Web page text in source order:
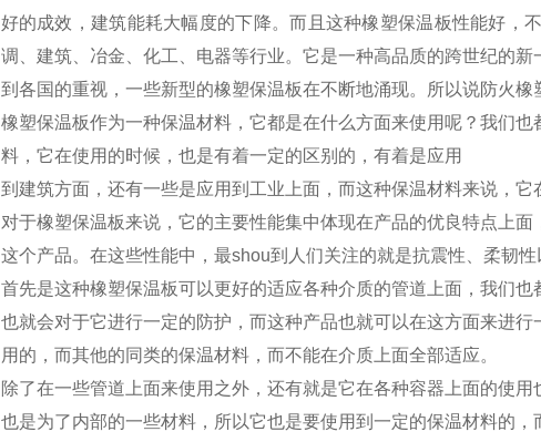
好的成效，建筑能耗大幅度的下降。而且这种橡塑保温板性能好，
调、建筑、冶金、化工、电器等行业。它是一种高品质的跨世纪的
到各国的重视，一些新型的橡塑保温板在不断地涌现。所以说防火橡
橡塑保温板作为一种保温材料，它都是在什么方面来使用呢？我们
料，它在使用的时候，也是有着一定的区别的，有着是应用
到建筑方面，还有一些是应用到工业上面，而这种保温材料来说，它
对于橡塑保温板来说，它的主要性能集中体现在产品的优良特点上
这个产品。在这些性能中，最shou到人们关注的就是抗震性、柔韧性
首先是这种橡塑保温板可以更好的适应各种介质的管道上面，我们
也就会对于它进行一定的防护，而这种产品也就可以在这方面来进
用的，而其他的同类的保温材料，而不能在介质上面全部适应。
除了在一些管道上面来使用之外，还有就是它在各种容器上面的使
也是为了内部的一些材料，所以它也是要使用到一定的保温材料的